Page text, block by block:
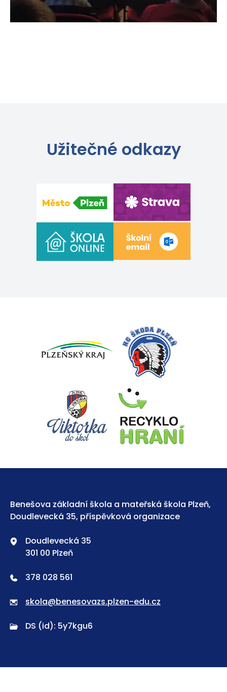
Užitečné odkazy
Benešova základní škola a mateřská škola Plzeň,
Doudlevecká 35, příspěvková organizace
Doudlevecká 35
301 00 Plzeň
378 028 561
skola@benesovazs.plzen-edu.cz
DS (id): 5y7kgu6